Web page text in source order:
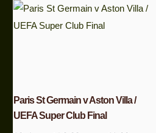
Paris St Germain v Aston Villa /
UEFA Super Club Final